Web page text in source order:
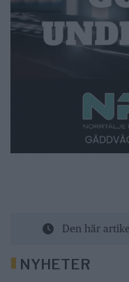
Den här
NYHETER